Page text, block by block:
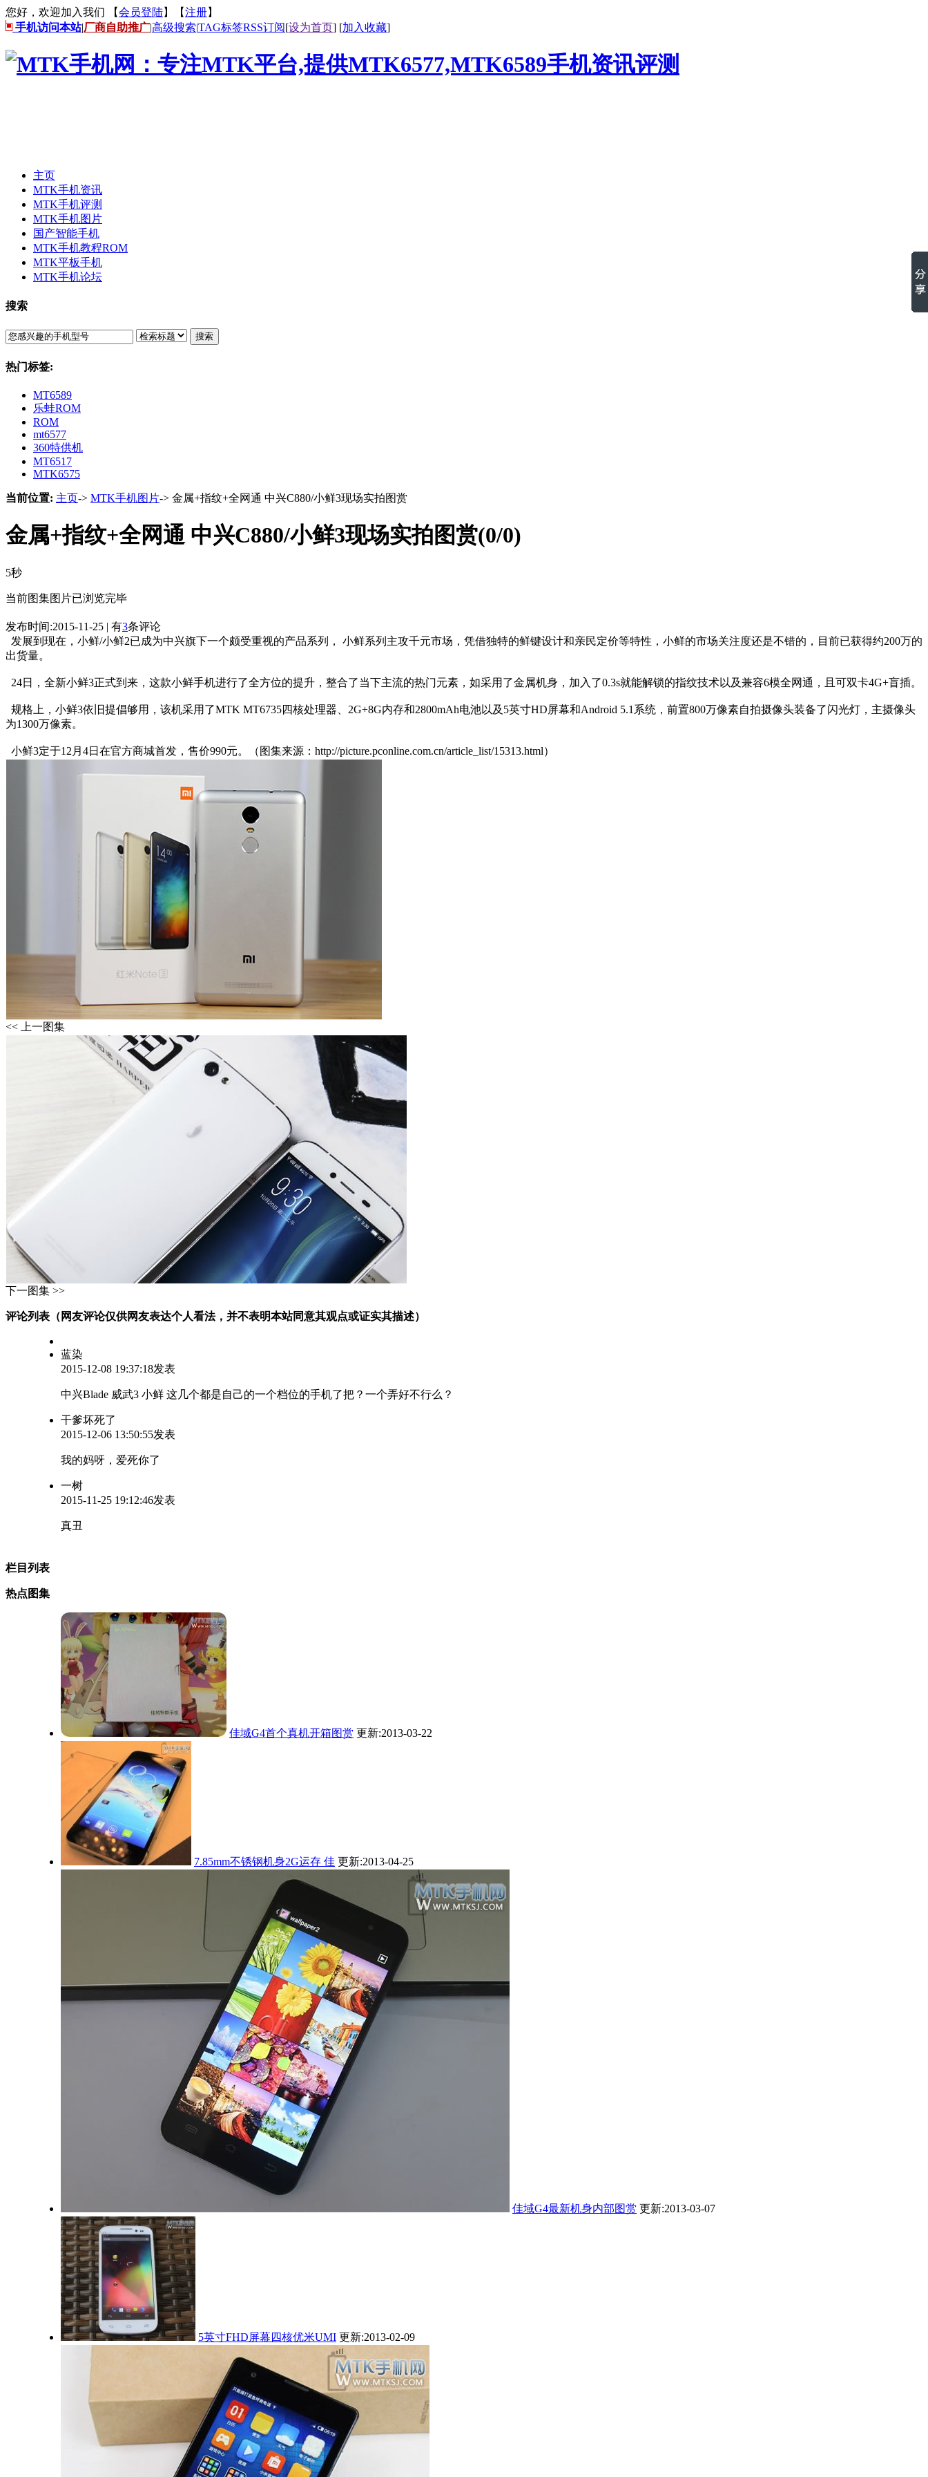
您好，欢迎加入我们 【会员登陆】【注册】
手机访问本站|厂商自助推广|高级搜索|TAG标签RSS订阅[设为首页] [加入收藏]
主页
MTK手机资讯
MTK手机评测
MTK手机图片
国产智能手机
MTK手机教程ROM
MTK平板手机
MTK手机论坛
搜索
搜索
热门标签:
MT6589
乐蛙ROM
ROM
mt6577
360特供机
MT6517
MTK6575
当前位置: 主页-> MTK手机图片-> 金属+指纹+全网通 中兴C880/小鲜3现场实拍图赏
金属+指纹+全网通 中兴C880/小鲜3现场实拍图赏(0/0)
5秒
当前图集图片已浏览完毕
发布时间:2015-11-25 | 有3条评论
发展到现在，小鲜/小鲜2已成为中兴旗下一个颇受重视的产品系列， 小鲜系列主攻千元市场，凭借独特的鲜键设计和亲民定价等特性，小鲜的市场关注度还是不错的，目前已获得约200万的
出货量。
24日，全新小鲜3正式到来，这款小鲜手机进行了全方位的提升，整合了当下主流的热门元素，如采用了金属机身，加入了0.3s就能解锁的指纹技术以及兼容6模全网通，且可双卡4G+盲插。
规格上，小鲜3依旧提倡够用，该机采用了MTK MT6735四核处理器、2G+8G内存和2800mAh电池以及5英寸HD屏幕和Android 5.1系统，前置800万像素自拍摄像头装备了闪光灯，主摄像头
为1300万像素。
小鲜3定于12月4日在官方商城首发，售价990元。（图集来源：http://picture.pconline.com.cn/article_list/15313.html）
<< 上一图集
下一图集 >>
评论列表（网友评论仅供网友表达个人看法，并不表明本站同意其观点或证实其描述）
蓝染
2015-12-08 19:37:18发表
中兴Blade 威武3 小鲜 这几个都是自己的一个档位的手机了把？一个弄好不行么？
干爹坏死了
2015-12-06 13:50:55发表
我的妈呀，爱死你了
一树
2015-11-25 19:12:46发表
真丑
栏目列表
热点图集
佳域G4首个真机开箱图赏 更新:2013-03-22
7.85mm不锈钢机身2G运存 佳 更新:2013-04-25
佳域G4最新机身内部图赏 更新:2013-03-07
5英寸FHD屏幕四核优米UMI 更新:2013-02-09